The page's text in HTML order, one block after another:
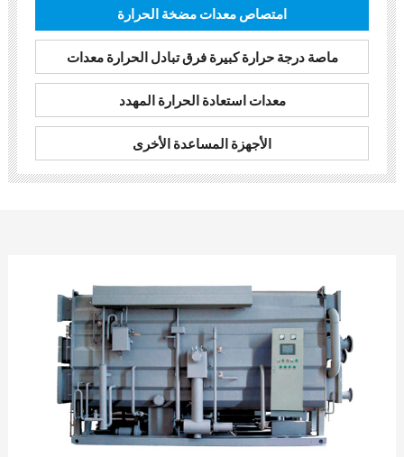
امتصاص معدات مضخة الحرارة
ماصة درجة حرارة كبيرة فرق تبادل الحرارة معدات
معدات استعادة الحرارة المهدد
الأجهزة المساعدة الأخرى